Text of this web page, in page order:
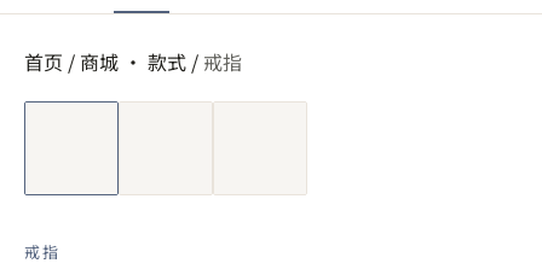
首页 / 商城 · 款式 / 戒指
短视频
戒指